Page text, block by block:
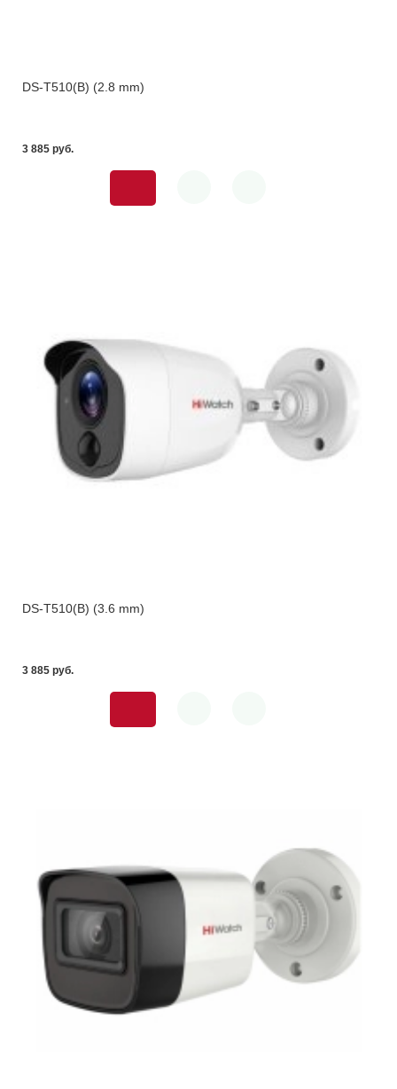
DS-T510(B) (2.8 mm)
3 885 pуб.
DS-T510(B) (3.6 mm)
3 885 pуб.